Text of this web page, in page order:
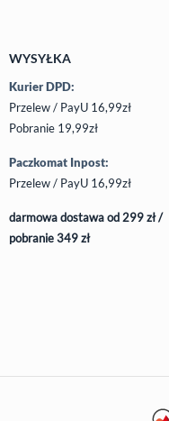
WYSYŁKA
Kurier DPD:
Przelew / PayU 16,99zł
Pobranie 19,99zł
Paczkomat Inpost:
Przelew / PayU 16,99zł
darmowa dostawa od 299 zł /
pobranie 349 zł